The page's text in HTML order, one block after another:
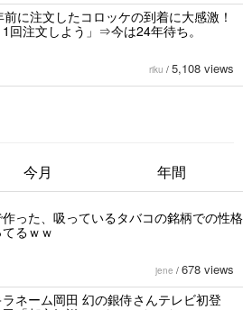
に注文したコロッケの到着に大感激！
回注文しよう」⇒今は24年待ち。
riku / 5,108 views
今月 年間
った、吸っているタバコの銘柄での性格
るｗｗ
jene / 678 views
ネーム岡田 幻の銀侍さんテレビ初登